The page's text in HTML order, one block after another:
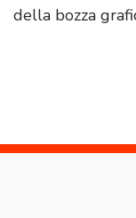
della bozza